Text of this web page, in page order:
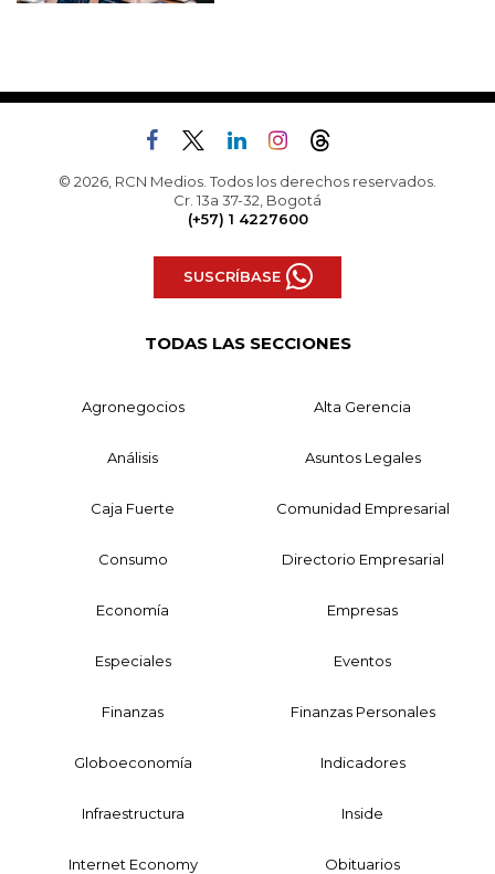
© 2026, RCN Medios. Todos los derechos reservados.
Cr. 13a 37-32, Bogotá
(+57) 1 4227600
SUSCRÍBASE
TODAS LAS SECCIONES
Agronegocios Alta Gerencia
Análisis Asuntos Legales
Caja Fuerte Comunidad Empresarial
Consumo Directorio Empresarial
Economía Empresas
Especiales Eventos
Finanzas Finanzas Personales
Globoeconomía Indicadores
Infraestructura Inside
Internet Economy Obituarios